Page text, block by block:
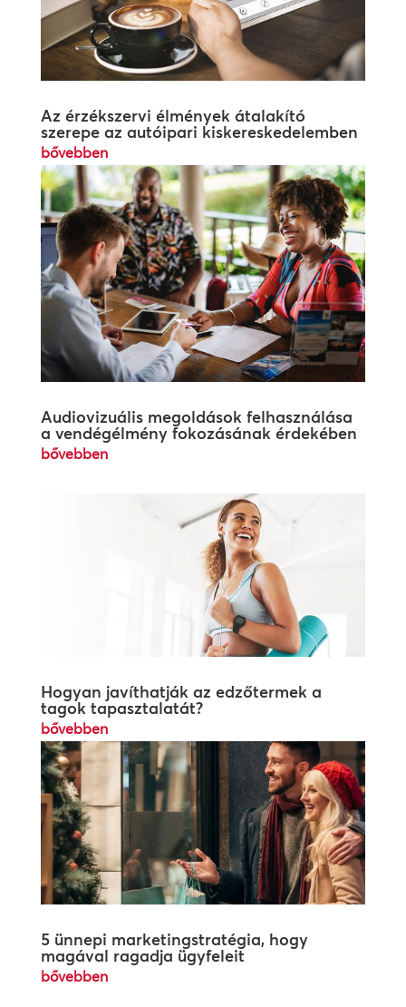
Az érzékszervi élmények átalakító
szerepe az autóipari kiskereskedelemben
bővebben
Audiovizuális megoldások felhasználása
a vendégélmény fokozásának érdekében
bővebben
Hogyan javíthatják az edzőtermek a
tagok tapasztalatát?
bővebben
5 ünnepi marketingstratégia, hogy
magával ragadja ügyfeleit
bővebben